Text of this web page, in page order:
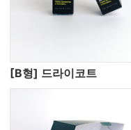
[B형] 드라이코트